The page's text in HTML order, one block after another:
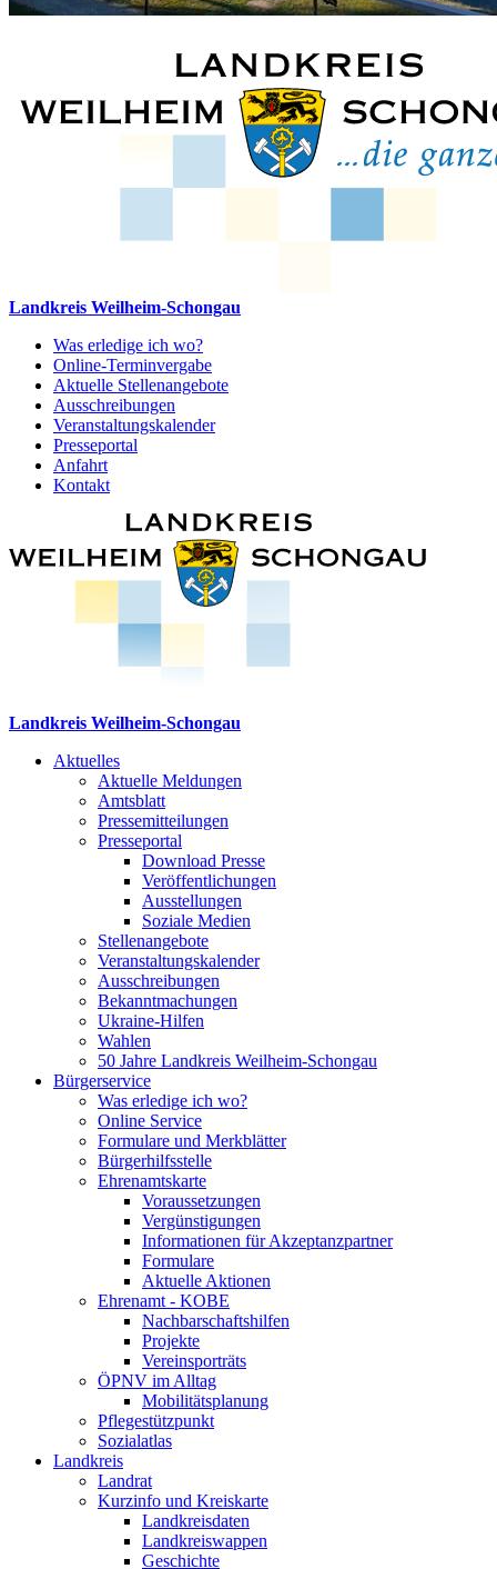
Landkreis Weilheim-Schongau
Was erledige ich wo?
Online-Terminvergabe
Aktuelle Stellenangebote
Ausschreibungen
Veranstaltungskalender
Presseportal
Anfahrt
Kontakt
Landkreis Weilheim-Schongau
Aktuelles
Aktuelle Meldungen
Amtsblatt
Pressemitteilungen
Presseportal
Download Presse
Veröffentlichungen
Ausstellungen
Soziale Medien
Stellenangebote
Veranstaltungskalender
Ausschreibungen
Bekanntmachungen
Ukraine-Hilfen
Wahlen
50 Jahre Landkreis Weilheim-Schongau
Bürgerservice
Was erledige ich wo?
Online Service
Formulare und Merkblätter
Bürgerhilfsstelle
Ehrenamtskarte
Voraussetzungen
Vergünstigungen
Informationen für Akzeptanzpartner
Formulare
Aktuelle Aktionen
Ehrenamt - KOBE
Nachbarschaftshilfen
Projekte
Vereinsporträts
ÖPNV im Alltag
Mobilitätsplanung
Pflegestützpunkt
Sozialatlas
Landkreis
Landrat
Kurzinfo und Kreiskarte
Landkreisdaten
Landkreiswappen
Geschichte